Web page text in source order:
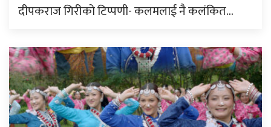
दीपकराज गिरीको टिप्पणी- कलमलाई नै कलंकित…